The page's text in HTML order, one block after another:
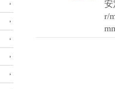
安
r/